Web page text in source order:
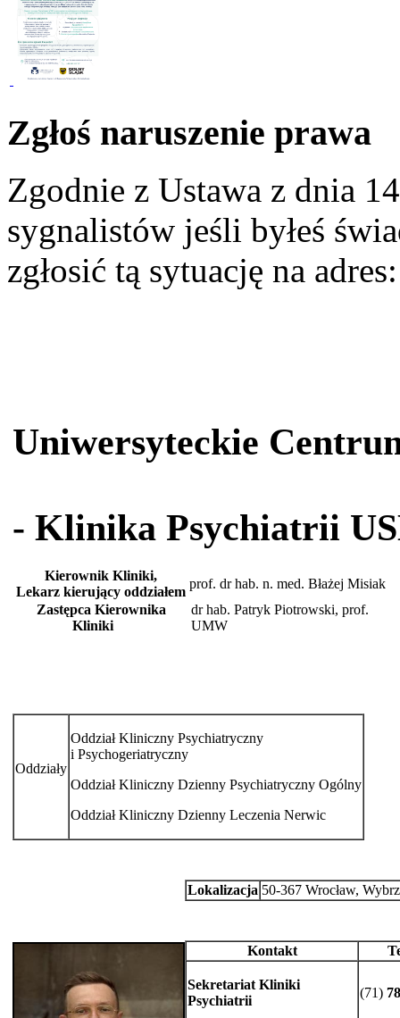
Zgłoś naruszenie prawa
Zgodnie z Ustawa z dnia
sygnalistów jeśli byłeś
zgłosić tą sytuację na
Uniwersyteckie
- Klinika Psychiatrii
Kierownik Kliniki,
Lekarz kierujący oddziałem
prof. dr hab. n. med. Błażej Misiak
Zastępca Kierownika
Kliniki
dr hab. Patryk Piotrowski, prof.
UMW
Oddziały
Oddział Kliniczny Psychiatryczny
i Psychogeriatryczny
Oddział Kliniczny Dzienny Psychiatryczny Ogólny
Oddział Kliniczny Dzienny Leczenia Nerwic
Lokalizacja 50-367 Wrocław,
Kontakt
Sekretariat Kliniki
Psychiatrii
(71)